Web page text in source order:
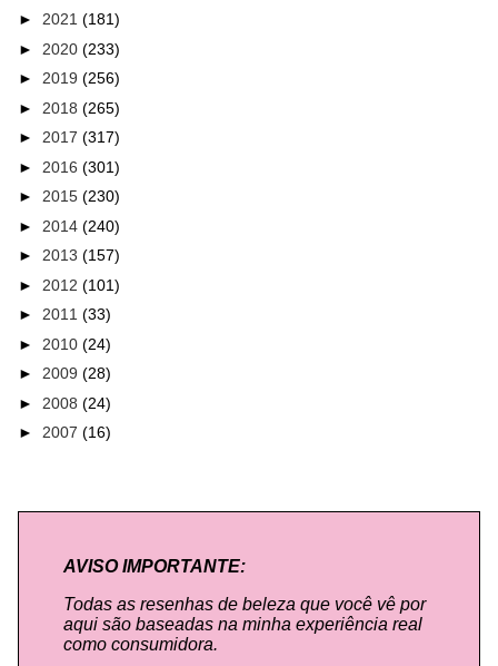
► 2021 (181)
► 2020 (233)
► 2019 (256)
► 2018 (265)
► 2017 (317)
► 2016 (301)
► 2015 (230)
► 2014 (240)
► 2013 (157)
► 2012 (101)
► 2011 (33)
► 2010 (24)
► 2009 (28)
► 2008 (24)
► 2007 (16)
AVISO IMPORTANTE:
Todas as resenhas de beleza que você vê por
aqui são baseadas na minha experiência real
como consumidora.